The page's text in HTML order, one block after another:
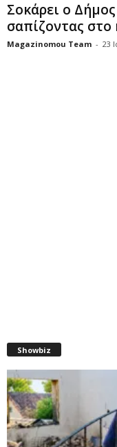
Σοκάρει ο
σαπίζοντας στο
Magazinomou Team - 23
Showbiz